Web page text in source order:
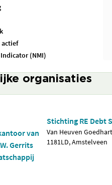
actief
(NMI)
organisaties
van
Gerrits
Stichting RE Debt
Van Heuven
1181LD, Amstelveen